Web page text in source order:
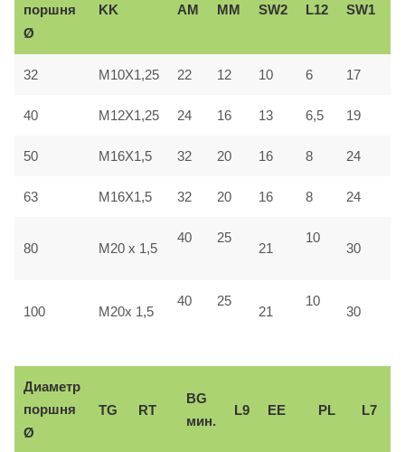
поршня
Ø
KK AM ММ SW2 L12 SW1
32 M10X1,25 22 12 10 6 17
40 M12X1,25 24 16 13 6,5 19
50 M16X1,5 32 20 16 8 24
63 M16X1,5 32 20 16 8 24
80 M20 x 1,5
40 25
21
10
30
100 M20x 1,5
40 25
21
10
30
Диаметр
поршня
Ø
TG RT
BG
мин.
L9 ЕЕ PL L7